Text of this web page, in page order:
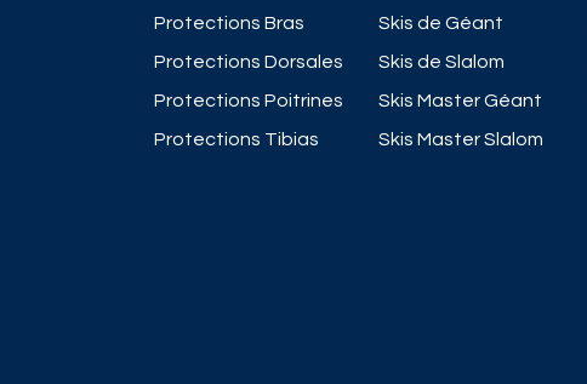
Protections Bras
Protections Dorsales
Protections Poitrines
Protections Tibias
Skis de Géant
Skis de Slalom
Skis Master Géant
Skis Master Slalom